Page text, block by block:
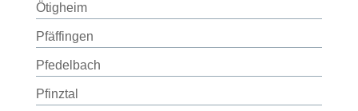
Ötigheim
Pfäffingen
Pfedelbach
Pfinztal